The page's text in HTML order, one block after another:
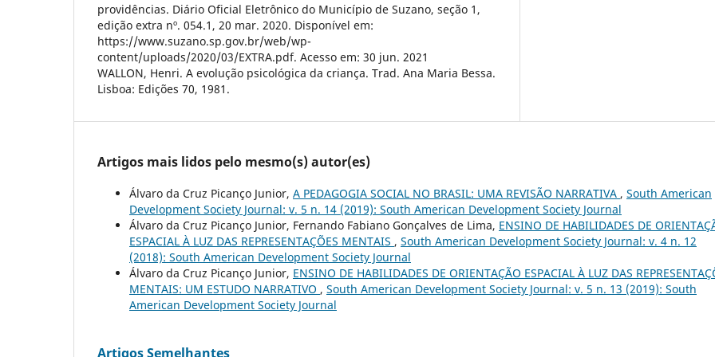
providências. Diário Oficial Eletrônico do Município de Suzano, seção 1,
edição extra nº. 054.1, 20 mar. 2020. Disponível em:
https://www.suzano.sp.gov.br/web/wp-
content/uploads/2020/03/EXTRA.pdf. Acesso em: 30 jun. 2021
WALLON, Henri. A evolução psicológica da criança. Trad. Ana Maria Bessa.
Lisboa: Edições 70, 1981.
Artigos mais lidos pelo mesmo(s) autor(es)
Álvaro da Cruz Picanço Junior, A PEDAGOGIA SOCIAL NO BRASIL: UMA REVISÃO NARRATIVA , South American
Development Society Journal: v. 5 n. 14 (2019): South American Development Society Journal
Álvaro da Cruz Picanço Junior, Fernando Fabiano Gonçalves de Lima, ENSINO DE HABILIDADES DE
ESPACIAL À LUZ DAS REPRESENTAÇÕES MENTAIS , South American Development Society Journal: v. 4 n. 12
(2018): South American Development Society Journal
Álvaro da Cruz Picanço Junior, ENSINO DE HABILIDADES DE ORIENTAÇÃO ESPACIAL À LUZ DAS
MENTAIS: UM ESTUDO NARRATIVO , South American Development Society Journal: v. 5 n. 13 (2019): South
American Development Society Journal
Artigos Semelhantes